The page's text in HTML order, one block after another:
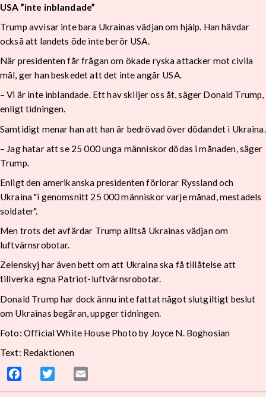
USA ”inte inblandade”
Trump avvisar inte bara Ukrainas vädjan om hjälp. Han hävdar
också att landets öde inte berör USA.
När presidenten får frågan om ökade ryska attacker mot civila
mål, ger han beskedet att det inte angår USA.
– Vi är inte inblandade. Ett hav skiljer oss åt, säger Donald Trump,
enligt tidningen.
Samtidigt menar han att han är bedrövad över dödandet i Ukraina.
– Jag hatar att se 25 000 unga människor dödas i månaden, säger
Trump.
Enligt den amerikanska presidenten förlorar Ryssland och
Ukraina "i genomsnitt 25 000 människor varje månad, mestadels
soldater".
Men trots det avfärdar Trump alltså Ukrainas vädjan om
luftvärnsrobotar.
Zelenskyj har även bett om att Ukraina ska få tillåtelse att
tillverka egna Patriot-luftvärnsrobotar.
Donald Trump har dock ännu inte fattat något slutgiltigt beslut
om Ukrainas begäran, uppger tidningen.
Foto: Official White House Photo by Joyce N. Boghosian
Text: Redaktionen
Facebook Twitter